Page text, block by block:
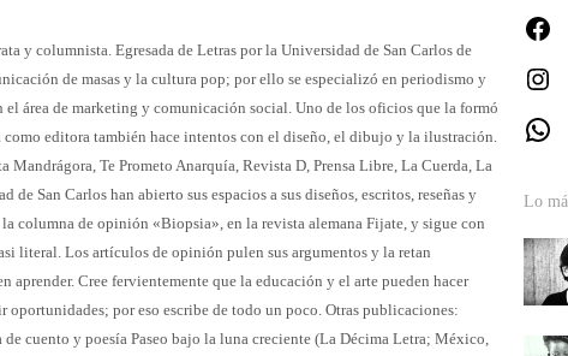
y columnista. Egresada de Letras por la Universidad de San Carlos de
de masas y la cultura pop; por ello se especializó en periodismo y
área de marketing y comunicación social. Uno de los oficios que la formó
como editora también hace intentos con el diseño, el dibujo y la ilustración.
Mandrágora, Te Prometo Anarquía, Revista D, Prensa Libre, La Cuerda, La
de San Carlos han abierto sus espacios a sus diseños, escritos, reseñas y
columna de opinión «Biopsia», en la revista alemana Fijate, y sigue con
literal. Los artículos de opinión pulen sus argumentos y la retan
aprender. Cree fervientemente que la educación y el arte pueden hacer
oportunidades; por eso escribe de todo un poco. Otras publicaciones:
cuento y poesía Paseo bajo la luna creciente (La Décima Letra; México,
Lo